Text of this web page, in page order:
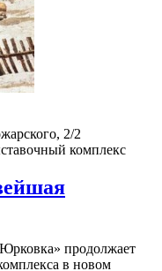
2/2
комплекс
продолжает
в новом